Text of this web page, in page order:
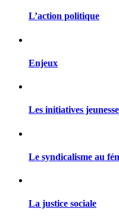
L’action politique
Enjeux
Les initiatives
Le syndicalisme au
La justice sociale